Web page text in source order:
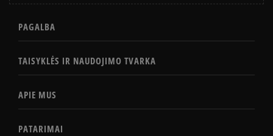
PAGALBA
TAISYKLĖS IR NAUDOJIMO TVARKA
APIE MUS
PATARIMAI